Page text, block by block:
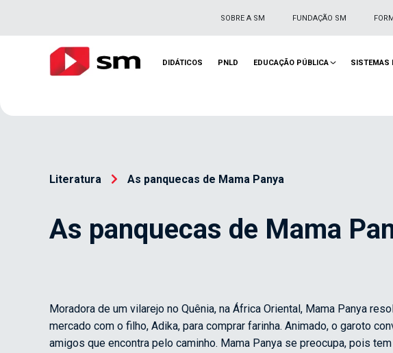
SOBRE A SM FUNDAÇÃO SM
DIDÁTICOS PNLD EDUCAÇÃO PÚBLICA SISTEMAS
Literatura As panquecas de Mama Panya
As panquecas de Mama
Moradora de um vilarejo no Quênia, na África Oriental, Mama Panya
mercado com o filho, Adika, para comprar farinha. Animado, o garoto
amigos que encontra pelo caminho. Mama Panya se preocupa, pois